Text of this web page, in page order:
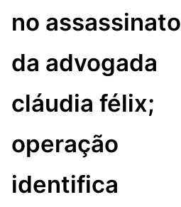
no assassinato
da advogada
cláudia félix;
operação
identifica